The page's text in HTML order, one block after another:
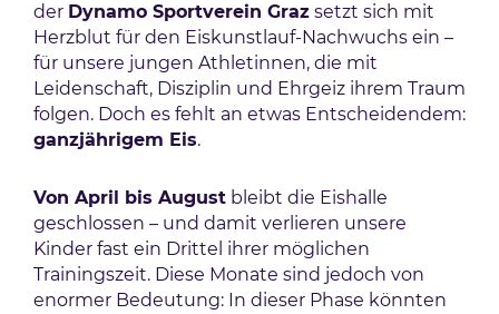
der Dynamo Sportverein Graz setzt sich mit
Herzblut für den Eiskunstlauf-Nachwuchs ein –
für unsere jungen Athletinnen, die mit
Leidenschaft, Disziplin und Ehrgeiz ihrem Traum
folgen. Doch es fehlt an etwas Entscheidendem:
ganzjährigem Eis.
Von April bis August bleibt die Eishalle
geschlossen – und damit verlieren unsere
Kinder fast ein Drittel ihrer möglichen
Trainingszeit. Diese Monate sind jedoch von
enormer Bedeutung: In dieser Phase könnten